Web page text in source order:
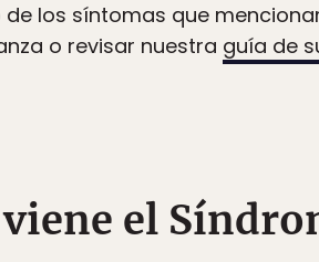
de los síntomas que
o revisar nuestra guía de
el